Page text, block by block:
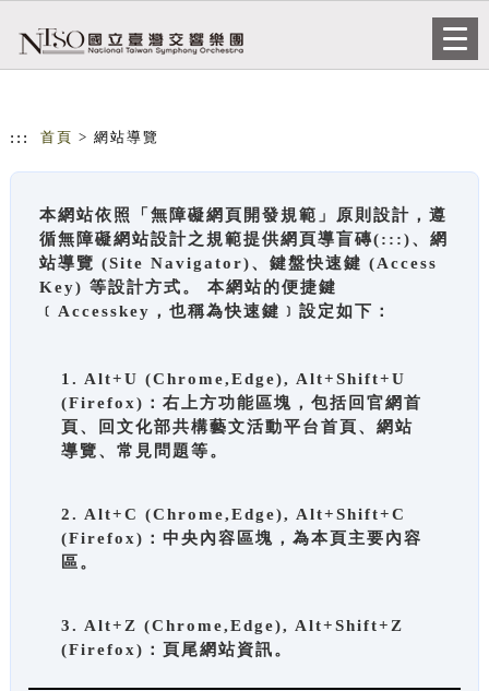
::: 首頁 > 網站導覽
本網站依照「無障礙網頁開發規範」原則設計，遵
循無障礙網站設計之規範提供網頁導盲磚(:::)、網
站導覽 (Site Navigator)、鍵盤快速鍵 (Access
Key) 等設計方式。 本網站的便捷鍵
﹝Accesskey，也稱為快速鍵﹞設定如下：
1. Alt+U (Chrome,Edge), Alt+Shift+U
(Firefox)：右上方功能區塊，包括回官網首
頁、回文化部共構藝文活動平台首頁、網站
導覽、常見問題等。
2. Alt+C (Chrome,Edge), Alt+Shift+C
(Firefox)：中央內容區塊，為本頁主要內容
區。
3. Alt+Z (Chrome,Edge), Alt+Shift+Z
(Firefox)：頁尾網站資訊。